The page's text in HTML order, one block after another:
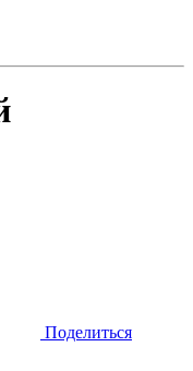
Поделиться